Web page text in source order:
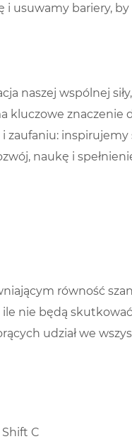
usuwamy bariery, by
naszej wspólnej
kluczowe znaczenie
zaufaniu:
naukę i
równość
ile nie będą
udział we
C